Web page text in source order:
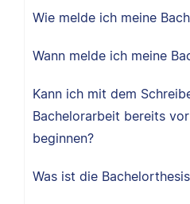
Wie melde ich meine
Wann melde ich meine
Kann ich mit dem
Bachelorarbeit bereits
beginnen?
Was ist die